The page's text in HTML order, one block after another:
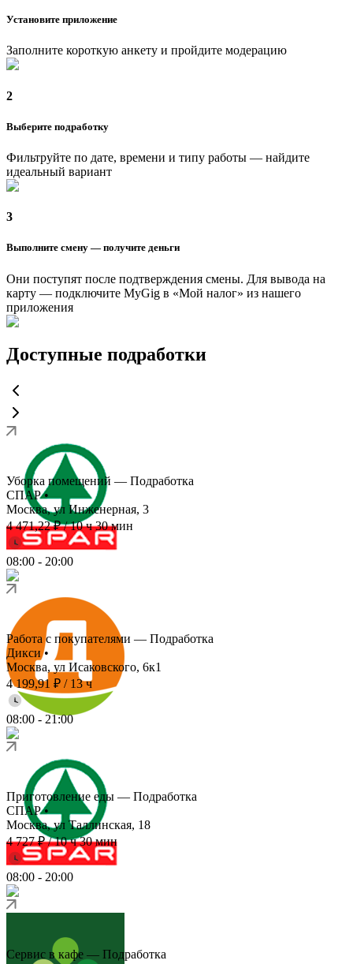
Установите приложение
Заполните короткую анкету и пройдите модерацию
2
Выберите подработку
Фильтруйте по дате, времени и типу работы — найдите
идеальный вариант
3
Выполните смену — получите деньги
Они поступят после подтверждения смены. Для вывода на
карту — подключите MyGig в «Мой налог» из нашего
приложения
Доступные подработки
Уборка помещений — Подработка
СПАР•
Москва, ул Инженерная, 3
4 471,22 ₽/10 ч 30 мин
08:00 - 20:00
Работа с покупателями — Подработка
Дикси•
Москва, ул Исаковского, 6к1
4 199,91 ₽ / 13 ч
08:00 - 21:00
Приготовление еды — Подработка
СПАР•
Москва, ул Таллинская, 18
4 727 ₽/10 ч 30 мин
08:00 - 20:00
Сервис в кафе — Подработка